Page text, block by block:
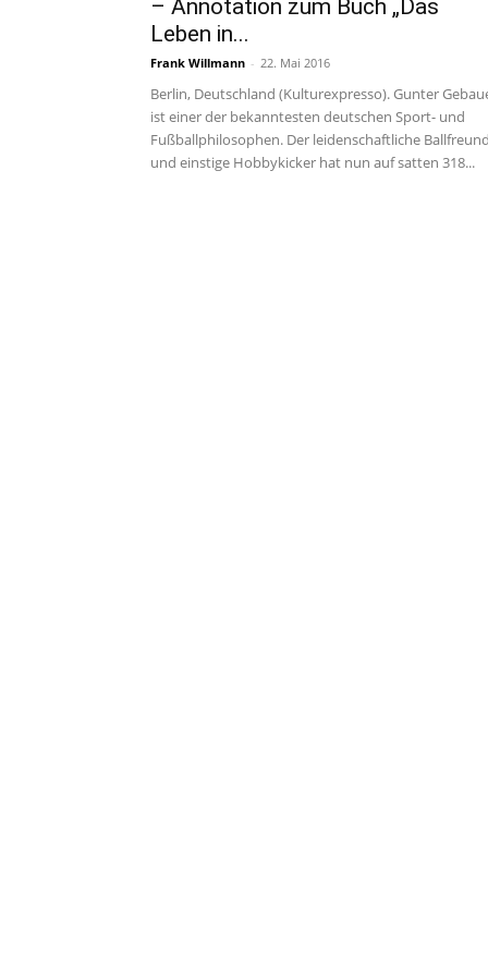
– Annotation zum Buch „Das
Leben in...
Frank Willmann - 22. Mai 2016
Berlin, Deutschland (Kulturexpresso). Gunter
ist einer der bekanntesten deutschen Sport- und
Fußballphilosophen. Der leidenschaftliche
und einstige Hobbykicker hat nun auf satten 318...